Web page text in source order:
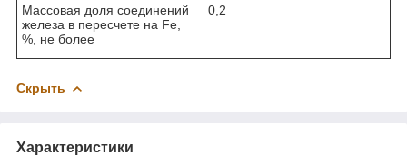
Массовая доля соединений
железа в пересчете на Fe,
%, не более
0,2
Скрыть
Характеристики